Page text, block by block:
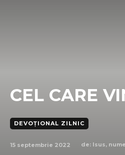
CEL CARE
DEVOȚIONAL ZILNIC
15 septembrie 2022 de: Isus,